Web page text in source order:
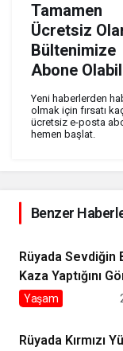
Tamamen
Ücretsiz
Bültenimize
Abone
Yeni haberlerden
olmak için fırsatı
ücretsiz e-posta
hemen başlat.
Benzer
Rüyada Sevdiğin
Kaza Yaptığını
Ne Anlama Gelir?
Yaşam
Rüyada Kırmızı